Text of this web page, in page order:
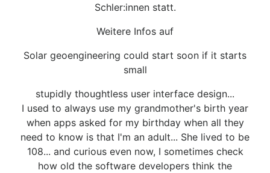
Schler:innen statt.
Weitere Infos auf
Solar geoengineering could start soon if it starts
small
stupidly thoughtless user interface design...
I used to always use my grandmother's birth year
when apps asked for my birthday when all they
need to know is that I'm an adult... She lived to be
108... and curious even now, I sometimes check
how old the software developers think the